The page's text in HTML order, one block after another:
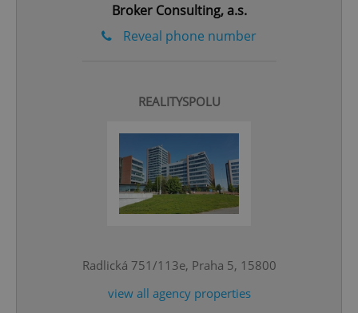
Broker Consulting, a.s.
Reveal phone number
REALITYSPOLU
Radlická 751/113e, Praha 5, 15800
view all agency properties
add_logo_profile_modal_displayed